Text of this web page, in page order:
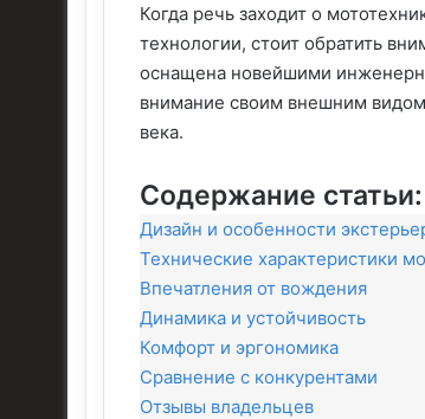
Когда речь заходит о
технологии, стоит обратить
оснащена новейшими
внимание своим внешним
века.
Содержание статьи:
Дизайн и особенности
Технические характеристики
Впечатления от вождения
Динамика и устойчивость
Комфорт и эргономика
Сравнение с конкурентами
Отзывы владельцев